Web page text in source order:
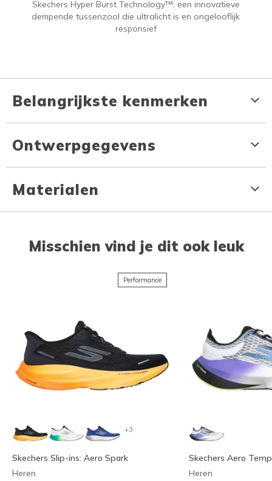
Skechers Hyper Burst Technology™: een innovatieve
dempende tussenzool die ultralicht is en ongelooflijk
responsief
Belangrijkste kenmerken
Ontwerpgegevens
Materialen
Misschien vind je dit ook leuk
Performance
+3
Skechers Slip-ins: Aero Spark
Heren
Skechers Aero
Heren